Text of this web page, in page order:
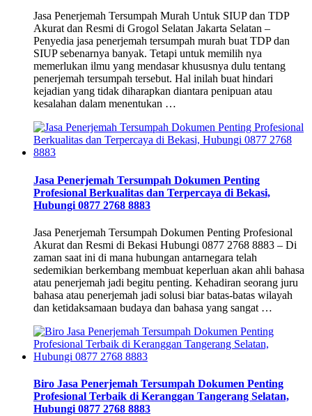
Jasa Penerjemah Tersumpah Murah Untuk SIUP dan TDP
Akurat dan Resmi di Grogol Selatan Jakarta Selatan –
Penyedia jasa penerjemah tersumpah murah buat TDP dan
SIUP sebenarnya banyak. Tetapi untuk memilih nya
memerlukan ilmu yang mendasar khususnya dulu tentang
penerjemah tersumpah tersebut. Hal inilah buat hindari
kejadian yang tidak diharapkan diantara penipuan atau
kesalahan dalam menentukan …
Jasa Penerjemah Tersumpah Dokumen Penting
Profesional Berkualitas dan Terpercaya di Bekasi,
Hubungi 0877 2768 8883
Jasa Penerjemah Tersumpah Dokumen Penting Profesional
Akurat dan Resmi di Bekasi Hubungi 0877 2768 8883 – Di
zaman saat ini di mana hubungan antarnegara telah
sedemikian berkembang membuat keperluan akan ahli bahasa
atau penerjemah jadi begitu penting. Kehadiran seorang juru
bahasa atau penerjemah jadi solusi biar batas-batas wilayah
dan ketidaksamaan budaya dan bahasa yang sangat …
Biro Jasa Penerjemah Tersumpah Dokumen Penting
Profesional Terbaik di Keranggan Tangerang Selatan,
Hubungi 0877 2768 8883